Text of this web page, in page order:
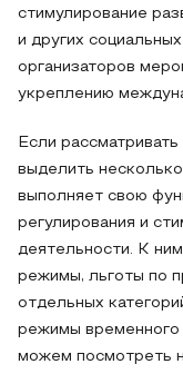
стимулирование
и других
организаторов
укреплению
Если
выделить
выполняет свою
регулирования и
деятельности. К
режимы, льготы по
отдельных
режимы временного
можем посмотреть